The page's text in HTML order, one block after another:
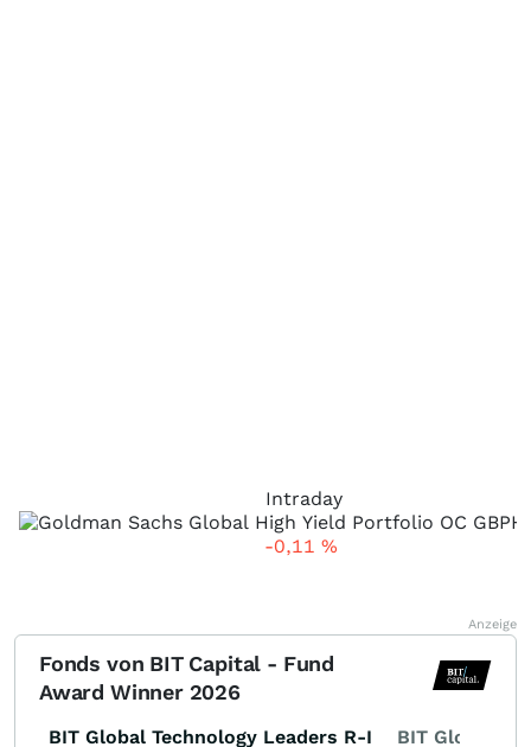
Intraday
-0,11 %
Anzeige
Fonds von BIT Capital - Fund
Award Winner 2026
BIT Global Technology Leaders R-I BIT Global